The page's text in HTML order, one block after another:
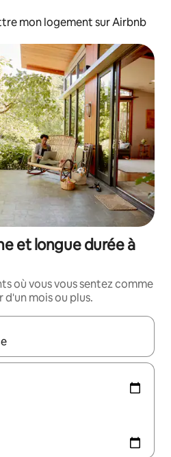
mon logement sur Airbnb
et longue durée à
où vous vous sentez comme
d'un mois ou plus.
utilisez les flèches vers le